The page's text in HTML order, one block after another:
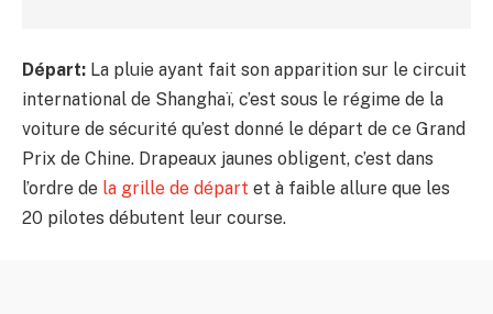
Départ: La pluie ayant fait son apparition sur le circuit
international de Shanghaï, c’est sous le régime de la
voiture de sécurité qu’est donné le départ de ce Grand
Prix de Chine. Drapeaux jaunes obligent, c’est dans
l’ordre de la grille de départ et à faible allure que les
20 pilotes débutent leur course.